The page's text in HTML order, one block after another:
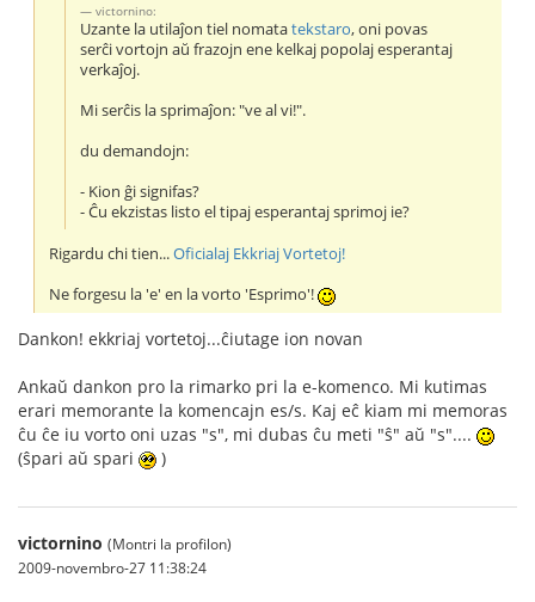
victornino:
Uzante la utilaĵon tiel nomatatekstaro, oni povas
serĉi vortojn aŭ frazojn ene kelkaj popolaj esperantaj
verkaĵoj.
Mi serĉis la sprimaĵon: "ve al vi!".
du demandojn:
- Kion ĝi signifas?
- Ĉu ekzistas listo el tipaj esperantaj sprimoj ie?
Rigardu chi tien...Oficialaj Ekkriaj Vortetoj!
Ne forgesu la 'e' en la vorto 'Esprimo'!
Dankon! ekkriaj vortetoj...ĉiutage ion novan
Ankaŭ dankon pro la rimarko pri la e-komenco. Mi kutimas
erari memorante la komencajn es/s. Kaj eĉ kiam mi memoras
ĉu ĉe iu vorto oni uzas "s", mi dubas ĉu meti "ŝ" aŭ "s"....
(ŝpari aŭ spari
)
victornino (Montri la profilon)
2009-novembro-27 11:38:24